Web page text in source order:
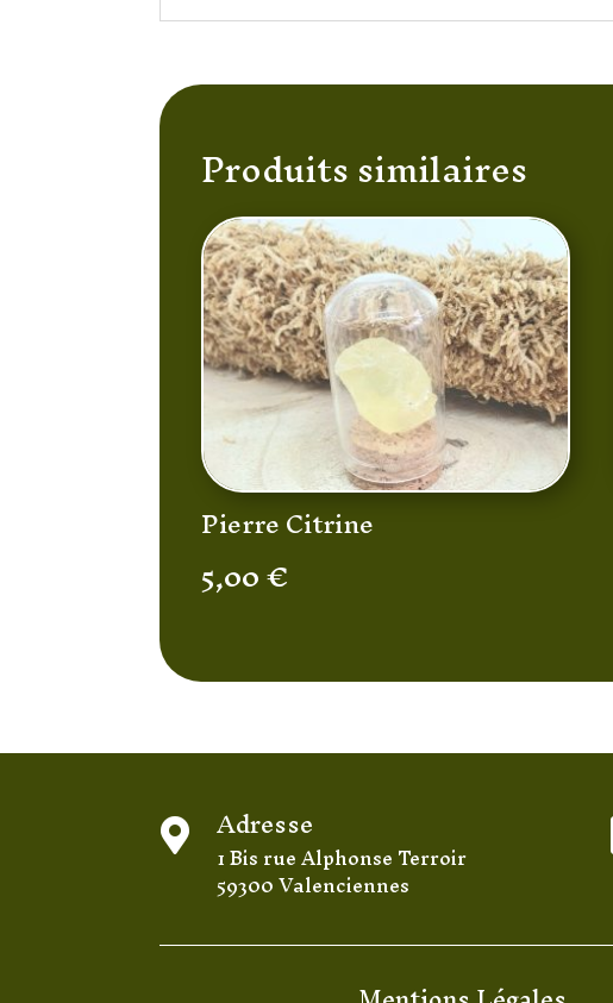
Produits similaires
Pierre Citrine
5,00€
 Adresse
1 Bis rue Alphonse Terroir
59300 Valenciennes